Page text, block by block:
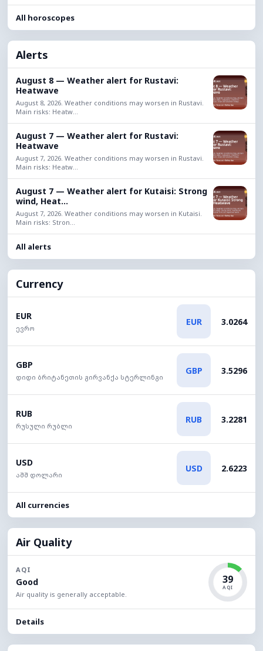
All horoscopes
Alerts
August 8 — Weather alert for Rustavi:
Heatwave
August 8, 2026. Weather conditions may worsen in Rustavi.
Main risks: Heatw...
August 7 — Weather alert for Rustavi:
Heatwave
August 7, 2026. Weather conditions may worsen in Rustavi.
Main risks: Heatw...
August 7 — Weather alert for Kutaisi: Strong
wind, Heat...
August 7, 2026. Weather conditions may worsen in Kutaisi.
Main risks: Stron...
All alerts
Currency
EUR
ევრო
EUR 3.0264
GBP
დიდი ბრიტანეთის გირვანქა სტერლინგი
GBP 3.5296
RUB
რუსული რუბლი
RUB 3.2281
USD
აშშ დოლარი
USD 2.6223
All currencies
Air Quality
AQI
Good
Air quality is generally acceptable.
39
AQI
Details